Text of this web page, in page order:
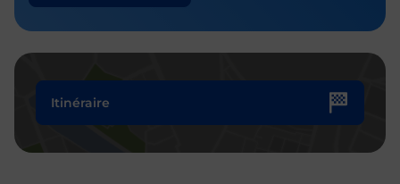
Itinéraire